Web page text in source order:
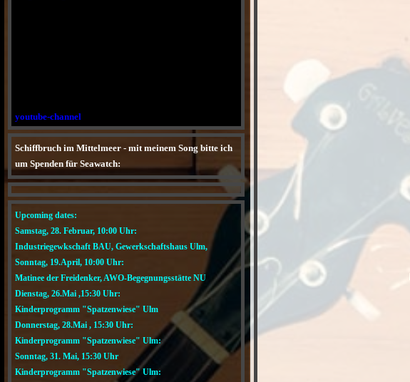
youtube-channel
Schiffbruch im Mittelmeer - mit meinem Song bitte ich
um Spenden für Seawatch:
YouTube
Upcoming dates:
Samstag, 28. Februar, 10:00 Uhr:
Industriegewkschaft BAU, Gewerkschaftshaus Ulm,
Sonntag, 19.April, 10:00 Uhr:
Matinee der Freidenker, AWO-Begegnungsstätte NU
Dienstag, 26.Mai ,15:30 Uhr:
Kinderprogramm "Spatzenwiese" Ulm
Donnerstag, 28.Mai , 15:30 Uhr:
Kinderprogramm "Spatzenwiese" Ulm:
Sonntag, 31. Mai, 15:30 Uhr
Kinderprogramm "Spatzenwiese" Ulm: